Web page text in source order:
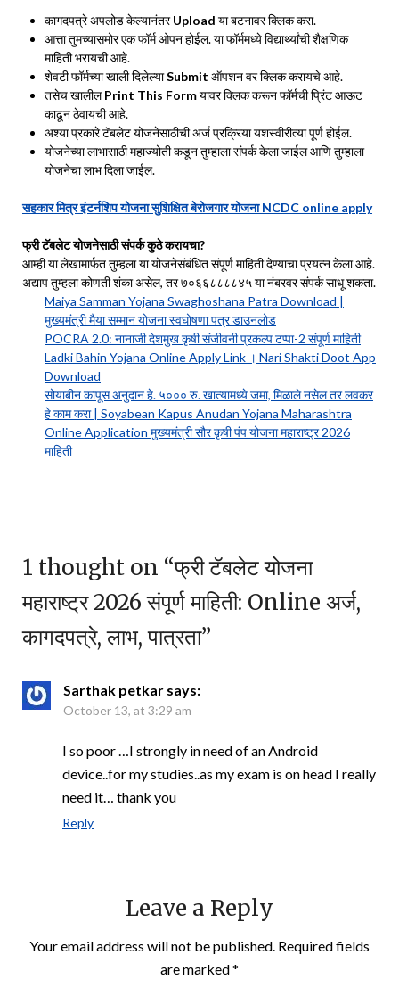
कागदपत्रे अपलोड केल्यानंतरUpload या बटनावर क्लिक करा.
आत्ता तुमच्यासमोर एक फॉर्म ओपन होईल. या फॉर्ममध्ये विद्यार्थ्यांची शैक्षणिक
माहिती भरायची आहे.
शेवटी फॉर्मच्या खाली दिलेल्याSubmit ऑपशन वर क्लिक करायचे आहे.
तसेच खालीलPrint This Formयावर क्लिक करून फॉर्मची प्रिंट आऊट
काढून ठेवायची आहे.
अश्या प्रकारे टॅबलेट योजनेसाठीची अर्ज प्रक्रिया यशस्वीरीत्या पूर्ण होईल.
योजनेच्या लाभासाठी महाज्योती कडून तुम्हाला संपर्क केला जाईल आणि तुम्हाला
योजनेचा लाभ दिला जाईल.
सहकार मित्र इंटर्नशिप योजना सुशिक्षित बेरोजगार योजना NCDC online apply
फ्री टॅबलेट योजनेसाठी संपर्क कुठे करायचा?
आम्ही या लेखामार्फत तुम्हला या योजनेसंबंधित संपूर्ण माहिती देण्याचा प्रयत्न केला आहे.
अद्याप तुम्हला कोणती शंका असेल, तर ७०६६८८८८४५ या नंबरवर संपर्क साधू शकता.
Maiya Samman Yojana Swaghoshana Patra Download |
मुख्यमंत्री मैया सम्मान योजना स्वघोषणा पत्र डाउनलोड
POCRA 2.0: नानाजी देशमुख कृषी संजीवनी प्रकल्प टप्पा-2 संपूर्ण माहिती
Ladki Bahin Yojana Online Apply Link । Nari Shakti Doot App
Download
सोयाबीन कापूस अनुदान हे. ५००० रु. खात्यामध्ये जमा, मिळाले नसेल तर लवकर
हे काम करा | Soyabean Kapus Anudan Yojana Maharashtra
Online Application मुख्यमंत्री सौर कृषी पंप योजना महाराष्ट्र 2026
माहिती
1 thought on “फ्री टॅबलेट योजना
महाराष्ट्र 2026 संपूर्ण माहिती: Online अर्ज,
कागदपत्रे, लाभ, पात्रता”
Sarthak petkar says:
October 13, at 3:29 am
I so poor …I strongly in need of an Android
device..for my studies..as my exam is on head I really
need it… thank you
Reply
Leave a Reply
Your email address will not be published. Required fields
are marked*